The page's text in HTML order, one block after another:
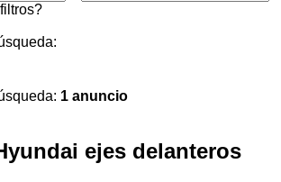
1 anuncio
ejes delanteros